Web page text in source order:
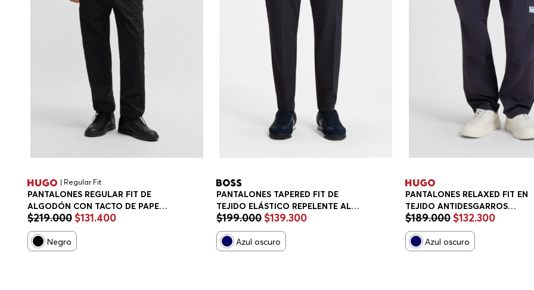
| Regular Fit
PANTALONES REGULAR FIT DE
ALGODÓN CON TACTO DE PAPEL
PANTALONES CASUALES REGULAR
FIT HOMBRE
$219.000 $131.400
Negro
PANTALONES TAPERED FIT DE
TEJIDO ELÁSTICO REPELENTE AL
AGUA PANTALONES CASUALES
TAPERED FIT HOMBRE
$199.000 $139.300
Azul oscuro
PANTALONES RELAXED FIT EN
TEJIDO ANTIDESGARROS
PANTALONES CASUALES
FIT HOMBRE
$189.000 $132.300
Azul oscuro